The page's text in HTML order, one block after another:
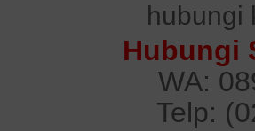
hubungi
Hubungi
WA:
Telp: